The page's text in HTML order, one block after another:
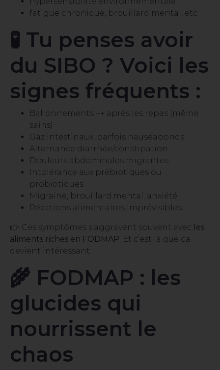
fatigue chronique, brouillard mental, etc.
🧪 Tu penses avoir
du SIBO ? Voici les
signes fréquents :
Ballonnements ++ après les repas (même
sains)
Gaz intestinaux, parfois nauséabonds
Alternance diarrhée/constipation
Douleurs abdominales migrantes
Intolérance aux prébiotiques ou
probiotiques
Migraine, brouillard mental, anxiété
Réactions alimentaires imprévisibles
👉 Ces symptômes s’aggravent souvent avec les
aliments riches en FODMAP. Et c’est là que ça
devient intéressant.
🌾 FODMAP : les
glucides qui
nourrissent le
chaos